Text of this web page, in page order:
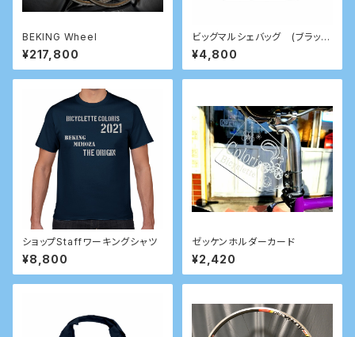
BEKING Wheel
¥217,800
ビッグマルシェバッグ (ブラッ
ク）
¥4,800
ショップStaffワーキングシャツ
¥8,800
ゼッケンホルダーカード
¥2,420